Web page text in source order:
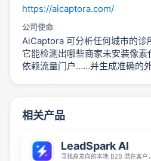
https://aicaptora.com/
公司使命
AiCaptora 可分析任何城市的诊
它能检测出哪些商家未安装像素
依赖流量门户……并生成准确的外
相关产品
LeadSpark AI
寻找高意向的本地 B2B 潜在客户